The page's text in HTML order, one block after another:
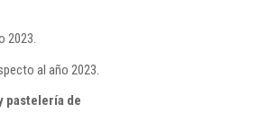
2023.
al año 2023.
pastelería de